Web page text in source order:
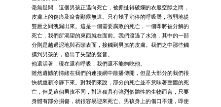
毫無疑問，這個男孩正邁向死亡，被撕扯得破爛的衣服空隙之間，
皮膚上的傷痕及瘀青顯露無遺。只有幾乎消停的呼吸聲，微弱地從
雙唇之間洩漏出來。這是一個需要腐敗的死亡，一個即將被分解的
死亡，我們所渴望的東西就在面前。我們渡過了水池，其中的一部
分則是越過泥地與石頭表面，接觸到男孩的皮膚。我們之中那些觸
摸到男孩的，發出了失望的聲音。
他還活著，現在還有呼吸，我們還不能夠吃他。
雖然遺憾的情緒在我們的連接網中散播傳開，但是大部分的我們很
快就重新冷靜下來。對我們來說，部分的死亡並不意味著整體的死
亡，但是這個男孩不同，對這種具有強烈個體性的生物而言，只要
身體有部分損傷，就很容易迎來死亡。男孩身上的傷口不淺，即使